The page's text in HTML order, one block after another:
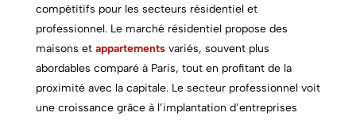
compétitifs pour les secteurs résidentiel et
professionnel. Le marché résidentiel propose des
maisons et appartements variés, souvent plus
abordables comparé à Paris, tout en profitant de la
proximité avec la capitale. Le secteur professionnel voit
une croissance grâce à l’implantation d’entreprises